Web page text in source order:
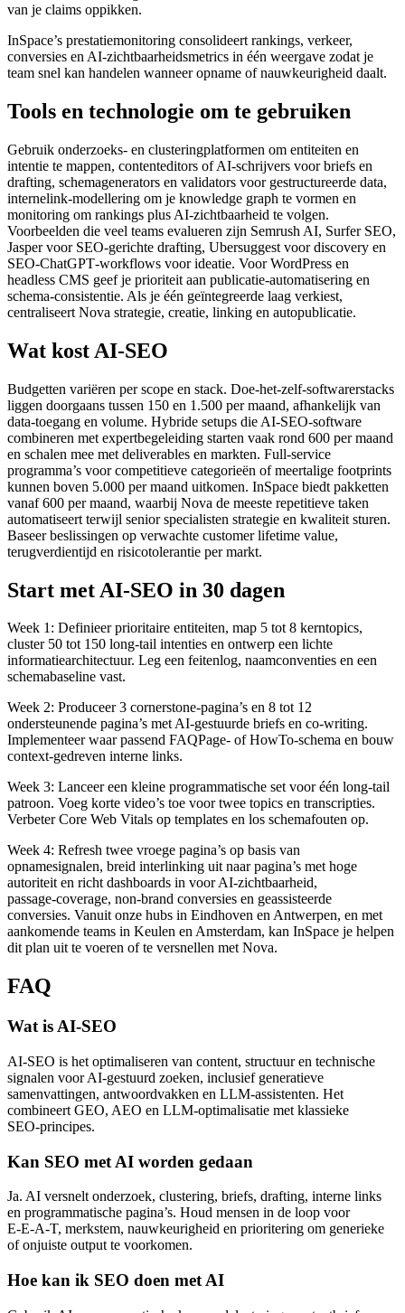
van je claims oppikken.
InSpace’s prestatiemonitoring consolideert rankings, verkeer,
conversies en AI‑zichtbaarheidsmetrics in één weergave zodat je
team snel kan handelen wanneer opname of nauwkeurigheid daalt.
Tools en technologie om te gebruiken
Gebruik onderzoeks- en clusteringplatformen om entiteiten en
intentie te mappen, contenteditors of AI‑schrijvers voor briefs en
drafting, schemagenerators en validators voor gestructureerde data,
internelink‑modellering om je knowledge graph te vormen en
monitoring om rankings plus AI‑zichtbaarheid te volgen.
Voorbeelden die veel teams evalueren zijn Semrush AI, Surfer SEO,
Jasper voor SEO‑gerichte drafting, Ubersuggest voor discovery en
SEO‑ChatGPT‑workflows voor ideatie. Voor WordPress en
headless CMS geef je prioriteit aan publicatie‑automatisering en
schema‑consistentie. Als je één geïntegreerde laag verkiest,
centraliseert Nova strategie, creatie, linking en autopublicatie.
Wat kost AI‑SEO
Budgetten variëren per scope en stack. Doe‑het‑zelf‑softwarerstacks
liggen doorgaans tussen 150 en 1.500 per maand, afhankelijk van
data‑toegang en volume. Hybride setups die AI‑SEO‑software
combineren met expertbegeleiding starten vaak rond 600 per maand
en schalen mee met deliverables en markten. Full‑service
programma’s voor competitieve categorieën of meertalige footprints
kunnen boven 5.000 per maand uitkomen. InSpace biedt pakketten
vanaf 600 per maand, waarbij Nova de meeste repetitieve taken
automatiseert terwijl senior specialisten strategie en kwaliteit sturen.
Baseer beslissingen op verwachte customer lifetime value,
terugverdientijd en risicotolerantie per markt.
Start met AI‑SEO in 30 dagen
Week 1: Definieer prioritaire entiteiten, map 5 tot 8 kerntopics,
cluster 50 tot 150 long‑tail intenties en ontwerp een lichte
informatiearchitectuur. Leg een feitenlog, naamconventies en een
schemabaseline vast.
Week 2: Produceer 3 cornerstone‑pagina’s en 8 tot 12
ondersteunende pagina’s met AI‑gestuurde briefs en co‑writing.
Implementeer waar passend FAQPage‑ of HowTo‑schema en bouw
context‑gedreven interne links.
Week 3: Lanceer een kleine programmatische set voor één long‑tail
patroon. Voeg korte video’s toe voor twee topics en transcripties.
Verbeter Core Web Vitals op templates en los schemafouten op.
Week 4: Refresh twee vroege pagina’s op basis van
opnamesignalen, breid interlinking uit naar pagina’s met hoge
autoriteit en richt dashboards in voor AI‑zichtbaarheid,
passage‑coverage, non‑brand conversies en geassisteerde
conversies. Vanuit onze hubs in Eindhoven en Antwerpen, en met
aankomende teams in Keulen en Amsterdam, kan InSpace je helpen
dit plan uit te voeren of te versnellen met Nova.
FAQ
Wat is AI‑SEO
AI‑SEO is het optimaliseren van content, structuur en technische
signalen voor AI‑gestuurd zoeken, inclusief generatieve
samenvattingen, antwoordvakken en LLM‑assistenten. Het
combineert GEO, AEO en LLM‑optimalisatie met klassieke
SEO‑principes.
Kan SEO met AI worden gedaan
Ja. AI versnelt onderzoek, clustering, briefs, drafting, interne links
en programmatische pagina’s. Houd mensen in de loop voor
E‑E‑A‑T, merkstem, nauwkeurigheid en prioritering om generieke
of onjuiste output te voorkomen.
Hoe kan ik SEO doen met AI